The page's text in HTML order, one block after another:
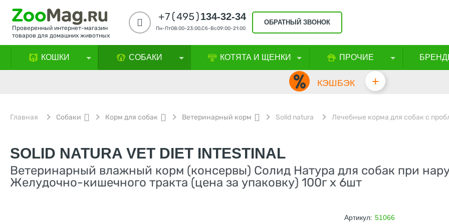
Проверенный интернет-магазин
товаров для домашних животных
+7(495)134-32-34
Пн-Пт08:00-23:00,Сб-Вс09:00-21:00
ОБРАТНЫЙ ЗВОНОК
КОШКИ СОБАКИ КОТЯТА И ЩЕНКИ ПРОЧИЕ
КЭШБЭК +
Главная Собаки Корм для собак Ветеринарный корм Solid natura Лечебные корма для собак с
SOLID NATURA VET DIET INTESTINAL
Ветеринарный влажный корм (консервы) Солид Натура для собак при
Желудочно-кишечного тракта (цена за упаковку) 100г х 6шт
Артикул: 51066